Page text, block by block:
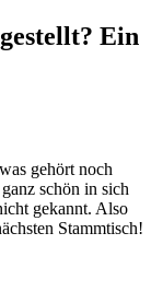
Ein
gehört noch
schön in sich
gekannt. Also
Stammtisch!